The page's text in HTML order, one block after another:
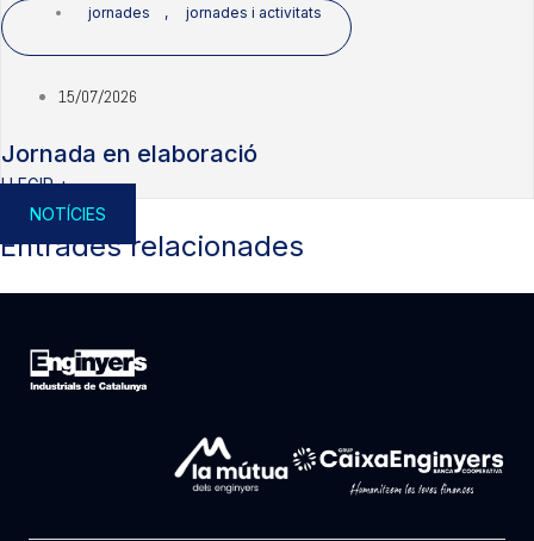
jornades , jornades i activitats
15/07/2026
Jornada en elaboració
LLEGIR +
NOTÍCIES
Entrades relacionades